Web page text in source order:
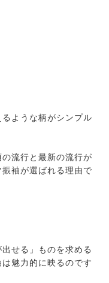
ような柄がシンプル
流行と最新の流行が
袖が選ばれる理由で
せる」ものを求める
魅力的に映るのです